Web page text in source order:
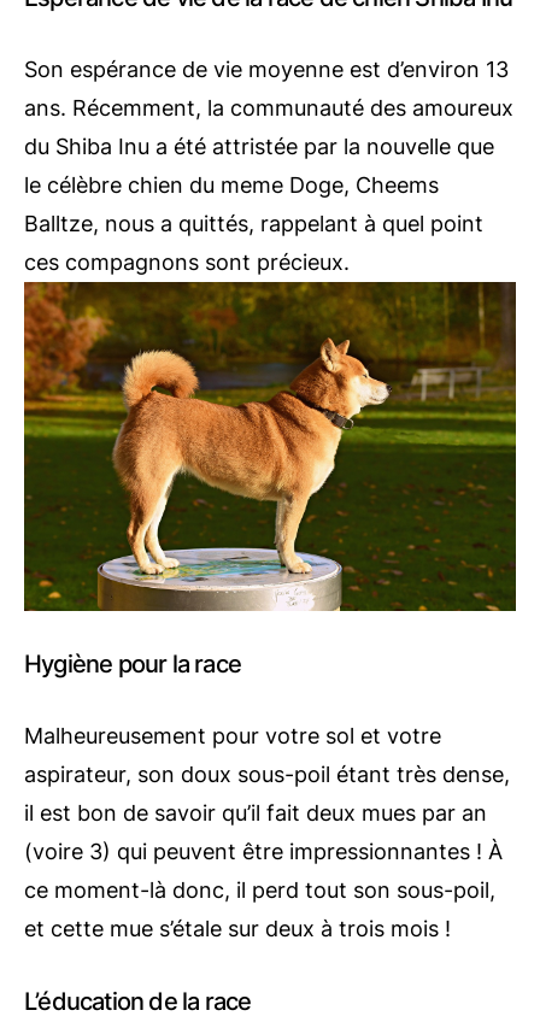
Son espérance de vie moyenne est d’environ 13
ans. Récemment, la communauté des amoureux
du Shiba Inu a été attristée par la nouvelle que
le célèbre chien du meme Doge, Cheems
Balltze, nous a quittés, rappelant à quel point
ces compagnons sont précieux.
Hygiène pour la race
Malheureusement pour votre sol et votre
aspirateur, son doux sous-poil étant très dense,
il est bon de savoir qu’il fait deux mues par an
(voire 3) qui peuvent être impressionnantes ! À
ce moment-là donc, il perd tout son sous-poil,
et cette mue s’étale sur deux à trois mois !
L’éducation de la race